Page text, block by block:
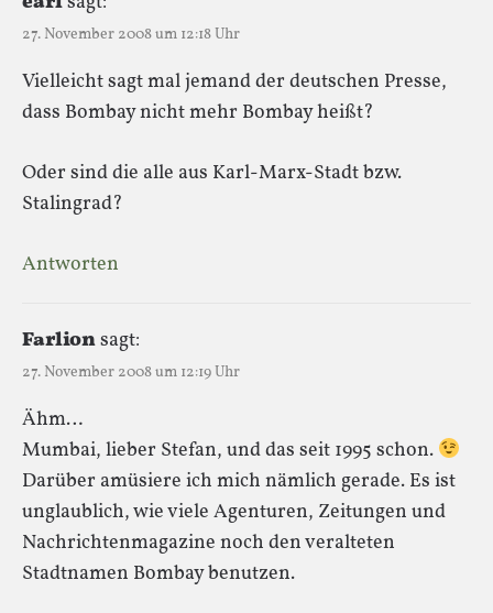
27. November 2008 um 12:18 Uhr
Vielleicht sagt mal jemand der deutschen Presse,
dass Bombay nicht mehr Bombay heißt?
Oder sind die alle aus Karl-Marx-Stadt bzw.
Stalingrad?
Antworten
Farlionsagt:
27. November 2008 um 12:19 Uhr
Ähm…
Mumbai, lieber Stefan, und das seit 1995 schon.
Darüber amüsiere ich mich nämlich gerade. Es ist
unglaublich, wie viele Agenturen, Zeitungen und
Nachrichtenmagazine noch den veralteten
Stadtnamen Bombay benutzen.